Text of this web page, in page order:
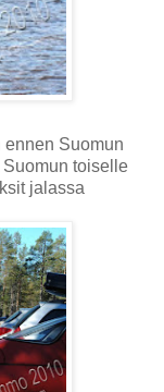
Suomun
toiselle
jalassa